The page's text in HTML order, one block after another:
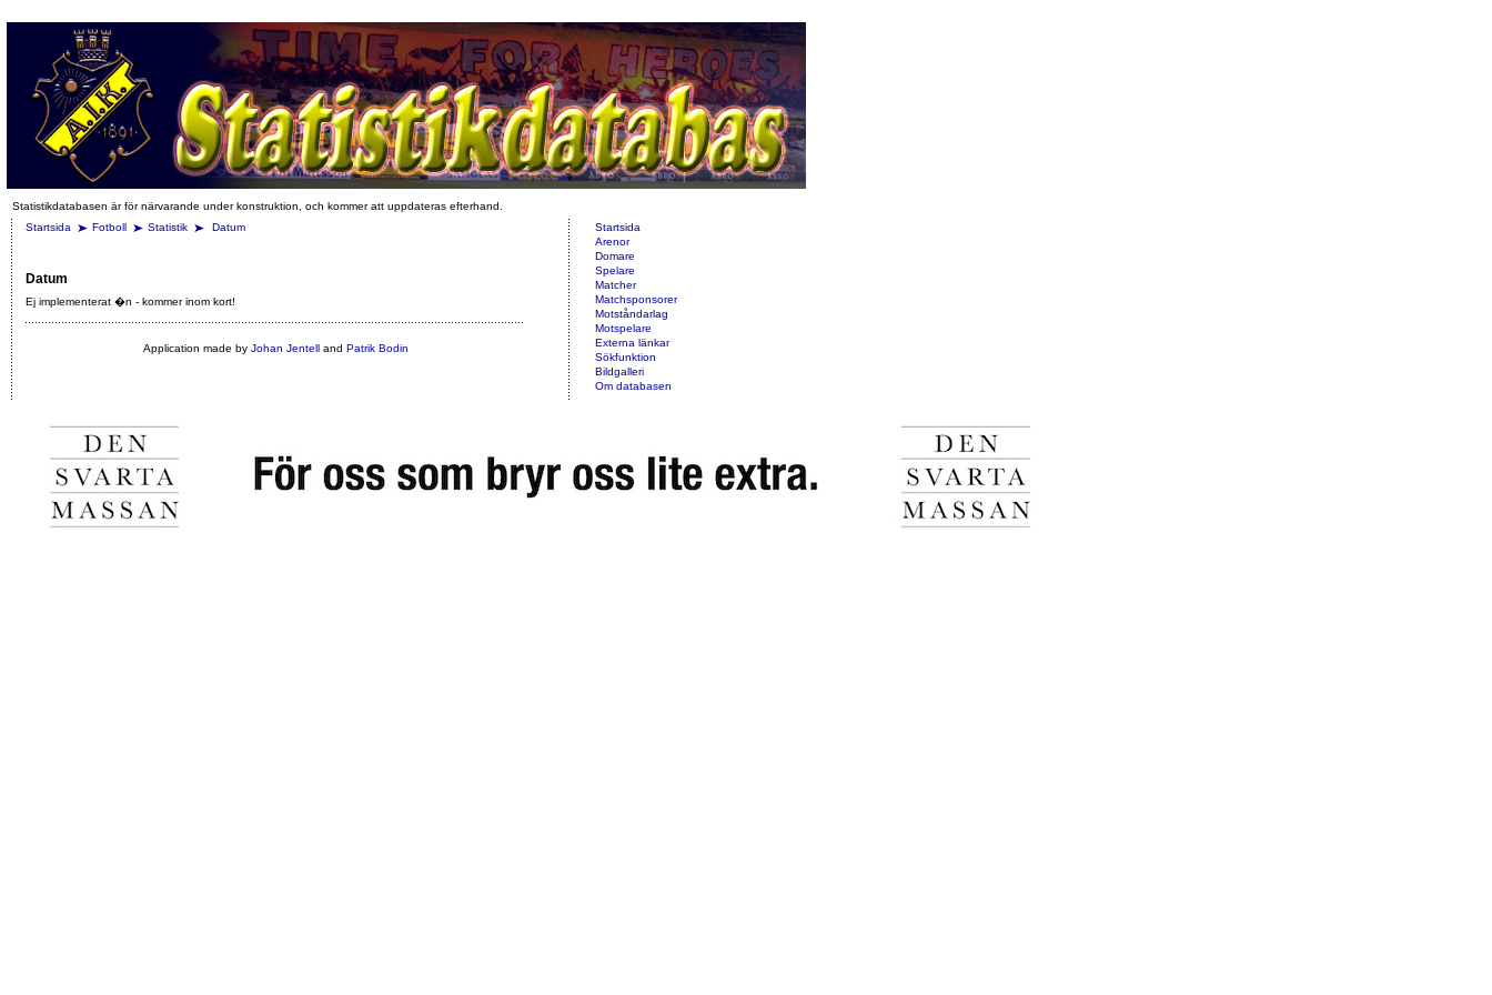
Statistikdatabasen är för närvarande under konstruktion, och kommer att uppdateras efterhand.
Startsida
Fotboll Statistik Datum
Datum
Ej implementerat �n - kommer inom kort!
Application made by Johan Jentelland Patrik Bodin
Startsida
Arenor
Domare
Spelare
Matcher
Matchsponsorer
Motståndarlag
Motspelare
Externa länkar
Sökfunktion
Bildgalleri
Om databasen